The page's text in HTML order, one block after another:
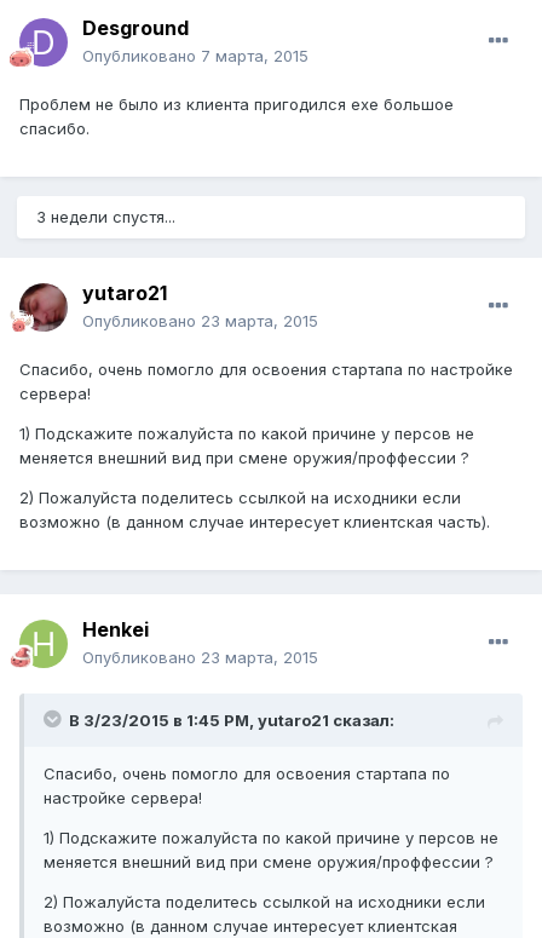
Desground
Опубликовано 7 марта, 2015
Проблем не было из клиента пригодился exe большое
спасибо.
3 недели спустя...
yutaro21
Опубликовано 23 марта, 2015
Спасибо, очень помогло для освоения стартапа по настройке
сервера!
1) Подскажите пожалуйста по какой причине у персов не
меняется внешний вид при смене оружия/проффессии ?
2) Пожалуйста поделитесь ссылкой на исходники если
возможно (в данном случае интересует клиентская часть).
Henkei
Опубликовано 23 марта, 2015
В 3/23/2015 в 1:45 PM, yutaro21 сказал:
Спасибо, очень помогло для освоения стартапа по
настройке сервера!
1) Подскажите пожалуйста по какой причине у персов не
меняется внешний вид при смене оружия/проффессии ?
2) Пожалуйста поделитесь ссылкой на исходники если
возможно (в данном случае интересует клиентская